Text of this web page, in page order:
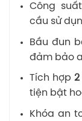
Công
cầu sử
Bầu đun
đảm bảo
Tích hợp
tiện bật
Khóa an